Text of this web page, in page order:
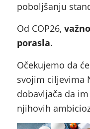
poboljšanju
Od COP26,
porasla.
Očekujemo da
svojim ciljevima
dobavljača da
njihovih